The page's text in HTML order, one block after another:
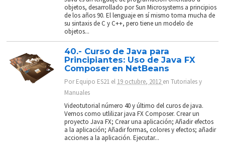
objetos, desarrollado por Sun Microsystems a principios
de los años 90. El lenguaje en sí mismo toma mucha de
su sintaxis de C y C++, pero tiene un modelo de
objetos...
40.- Curso de Java para
Principiantes: Uso de Java FX
Composer en NetBeans
PorEquipo ES21 el 19 octubre, 2012 enTutoriales y
Manuales
Videotutorial número 40 y último del curos de java.
Vemos como utlilizar java FX Composer. Crear un
proyecto Java FX; Crear una aplicación; Añadir efectos
a la aplicación; Añadir formas, colores y efectos; añadir
acciones a la aplicación. Ejecutar...